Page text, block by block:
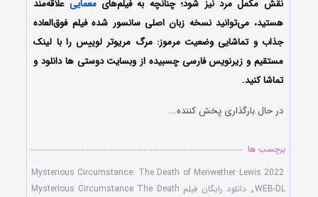
نقش مکمل مرد نیز شود؛ چنانچه به فیلم‌هایمعمایی علاقه‌مند
هستید، می‌توانید نسخه زبان اصلی سانسور شده فیلم فوق‌العاده
جذاب و تماشایی وضعیت مرموز: مرگ مریوتر لوییس را با ‌لینک
مستقیم و زیرنویس فارسی چسبیده از وبسایت دوستی ها دانلود و
تماشا کنید.
در حال بارگذاری پخش کننده...
برچسب ها
Mysterious Circumstance: The Death of Meriwether Lewis 2022
WEB-DL
,
دانلود رایگان فیلم Mysterious Circumstance The Death